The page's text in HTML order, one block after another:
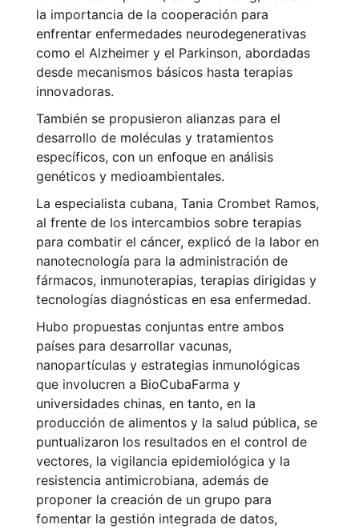
la importancia de la cooperación para
enfrentar enfermedades neurodegenerativas
como el Alzheimer y el Parkinson, abordadas
desde mecanismos básicos hasta terapias
innovadoras.
También se propusieron alianzas para el
desarrollo de moléculas y tratamientos
específicos, con un enfoque en análisis
genéticos y medioambientales.
La especialista cubana, Tania Crombet Ramos,
al frente de los intercambios sobre terapias
para combatir el cáncer, explicó de la labor en
nanotecnología para la administración de
fármacos, inmunoterapias, terapias dirigidas y
tecnologías diagnósticas en esa enfermedad.
Hubo propuestas conjuntas entre ambos
países para desarrollar vacunas,
nanopartículas y estrategias inmunológicas
que involucren a BioCubaFarma y
universidades chinas, en tanto, en la
producción de alimentos y la salud pública, se
puntualizaron los resultados en el control de
vectores, la vigilancia epidemiológica y la
resistencia antimicrobiana, además de
proponer la creación de un grupo para
fomentar la gestión integrada de datos,